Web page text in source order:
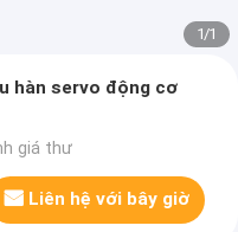
1/1
hàn servo động cơ
giá thư
Liên hệ với bây giờ